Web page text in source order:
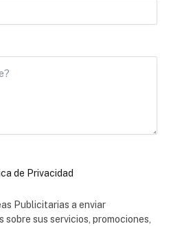
de Privacidad
Publicitarias a enviar
sus servicios, promociones,